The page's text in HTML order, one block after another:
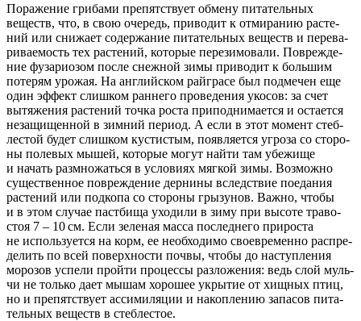
Пора­же­ние гри­ба­ми пре­пят­ству­ет обме­ну пита­тель­ных
веществ, что, в свою оче­редь, при­во­дит к отми­ра­нию рас­те­
ний или сни­жа­ет содер­жа­ние пита­тель­ных веществ и пере­ва­
ри­ва­е­мость тех рас­те­ний, кото­рые пере­зи­мо­ва­ли. Повре­жде­
ние фуза­ри­о­зом после снеж­ной зимы при­во­дит к боль­шим
поте­рям уро­жая. На англий­ском рай­гра­се был под­ме­чен еще
один эффект слиш­ком ран­не­го про­ве­де­ния уко­сов: за счет
вытя­же­ния рас­те­ний точ­ка роста при­под­ни­ма­ет­ся и оста­ет­ся
неза­щи­щен­ной в зим­ний пери­од. А если в этот момент стеб­
ле­стой будет слиш­ком кусти­стым, появ­ля­ет­ся угро­за со сто­ро­
ны поле­вых мышей, кото­рые могут най­ти там убе­жи­ще
и начать раз­мно­жать­ся в усло­ви­ях мяг­кой зимы. Воз­мож­но
сущест­венное повре­жде­ние дер­ни­ны вслед­ствие поеда­ния
рас­те­ний или под­ко­па со сто­ро­ны гры­зу­нов. Важ­но, что­бы
и в этом слу­чае паст­би­ща ухо­ди­ли в зиму при высо­те тра­во­
стоя 7 – 10 см. Если зеле­ная мас­са послед­не­го при­ро­ста
не исполь­зу­ет­ся на корм, ее необ­хо­ди­мо свое­вре­мен­но рас­пре­
де­лить по всей поверх­но­сти поч­вы, что­бы до наступ­ле­ния
моро­зов успе­ли прой­ти про­цес­сы раз­ло­же­ния: ведь слой муль­
чи не толь­ко дает мышам хоро­шее укры­тие от хищ­ных птиц,
но и пре­пят­ству­ет асси­ми­ля­ции и накоп­ле­нию запа­сов пита­
тель­ных веществ в стеблестое.